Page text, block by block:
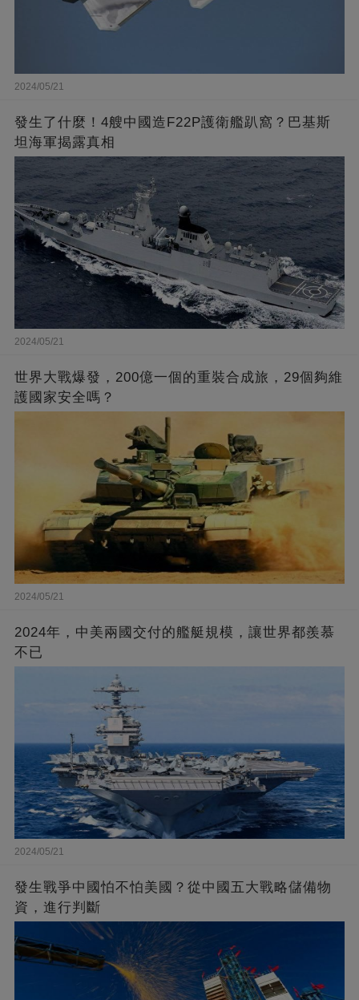
2024/05/21
發生了什麼！4艘中國造F22P護衛艦趴窩？巴基斯
坦海軍揭露真相
2024/05/21
世界大戰爆發，200億一個的重裝合成旅，29個夠維
護國家安全嗎？
2024/05/21
2024年，中美兩國交付的艦艇規模，讓世界都羨慕
不已
2024/05/21
發生戰爭中國怕不怕美國？從中國五大戰略儲備物
資，進行判斷